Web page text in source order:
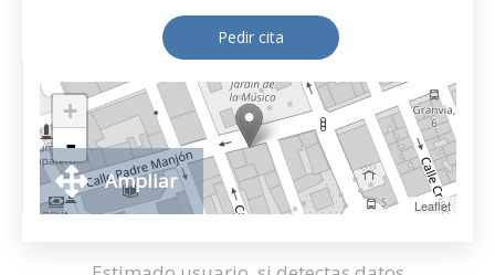
Pedir cita
+
-
Leaflet
Ampliar